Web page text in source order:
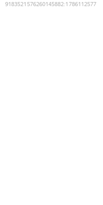
9183521576260145882:1786112577